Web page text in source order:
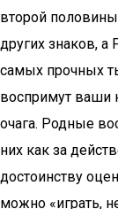
второй
других знаков, а
самых прочных
воспримут ваши
очага. Родные
них как за
достоинству
можно «играть,